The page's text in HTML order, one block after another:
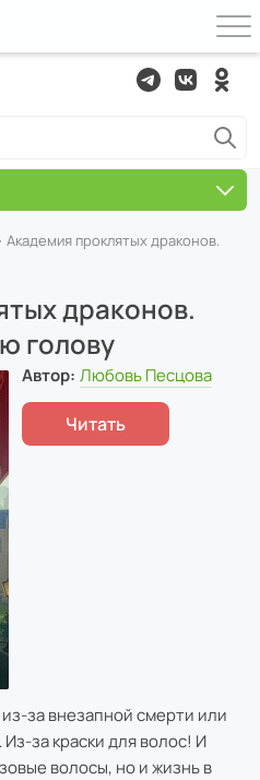
Академия проклятых драконов.
драконов.
голову
Автор: Любовь Песцова
Читать
за внезапной смерти или
за краски для волос! И
волосы, но и жизнь в